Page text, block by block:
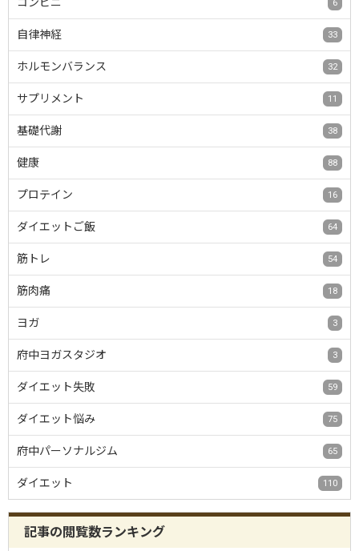
6
自律神経 33
ホルモンバランス 32
サプリメント 11
基礎代謝 38
健康 88
プロテイン 16
ダイエットご飯 64
筋トレ 54
筋肉痛 18
ヨガ 3
府中ヨガスタジオ 3
ダイエット失敗 59
ダイエット悩み 75
府中パーソナルジム 65
ダイエット 110
記事の閲覧数ランキング